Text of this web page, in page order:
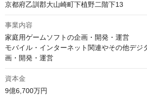
京都府乙訓郡大山崎町下植野二階下13
事業内容
家庭用ゲームソフトの企画・開発・運営
モバイル・インターネット関連やその他デジ
資本金
9億6,700万円